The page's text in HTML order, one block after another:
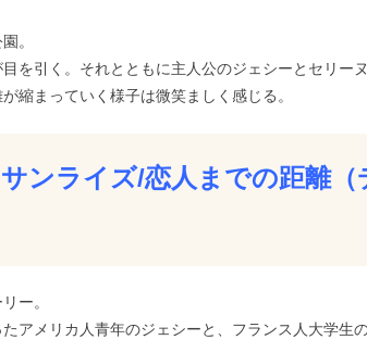
。
を引く。それとともに主人公のジェシーとセリー
縮まっていく様子は微笑ましく感じる。
ンライズ/恋人までの距離（
ー。
アメリカ人青年のジェシーと、フランス人大学生